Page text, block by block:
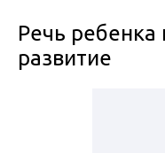
Речь ребенка
развитие